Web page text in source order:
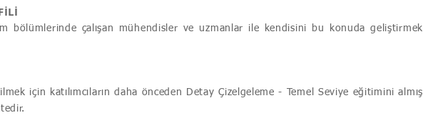
bölümlerinde çalışan mühendisler ve uzmanlar ile kendisini bu konuda geliştirmek
için katılımcıların daha önceden Detay Çizelgeleme - Temel Seviye eğitimini almış